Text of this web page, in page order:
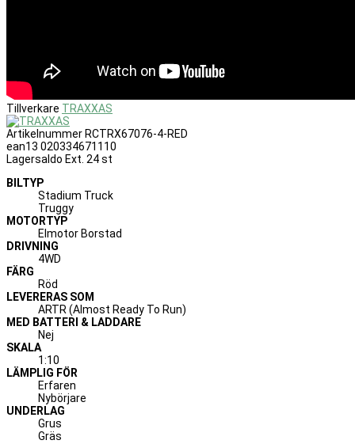
Tillverkare TRAXXAS
Artikelnummer RCTRX67076-4-RED
ean13 020334671110
Lagersaldo Ext. 24 st
BILTYP
Stadium Truck
Truggy
MOTORTYP
Elmotor Borstad
DRIVNING
4WD
FÄRG
Röd
LEVERERAS SOM
ARTR (Almost Ready To Run)
MED BATTERI & LADDARE
Nej
SKALA
1:10
LÄMPLIG FÖR
Erfaren
Nybörjare
UNDERLAG
Grus
Gräs